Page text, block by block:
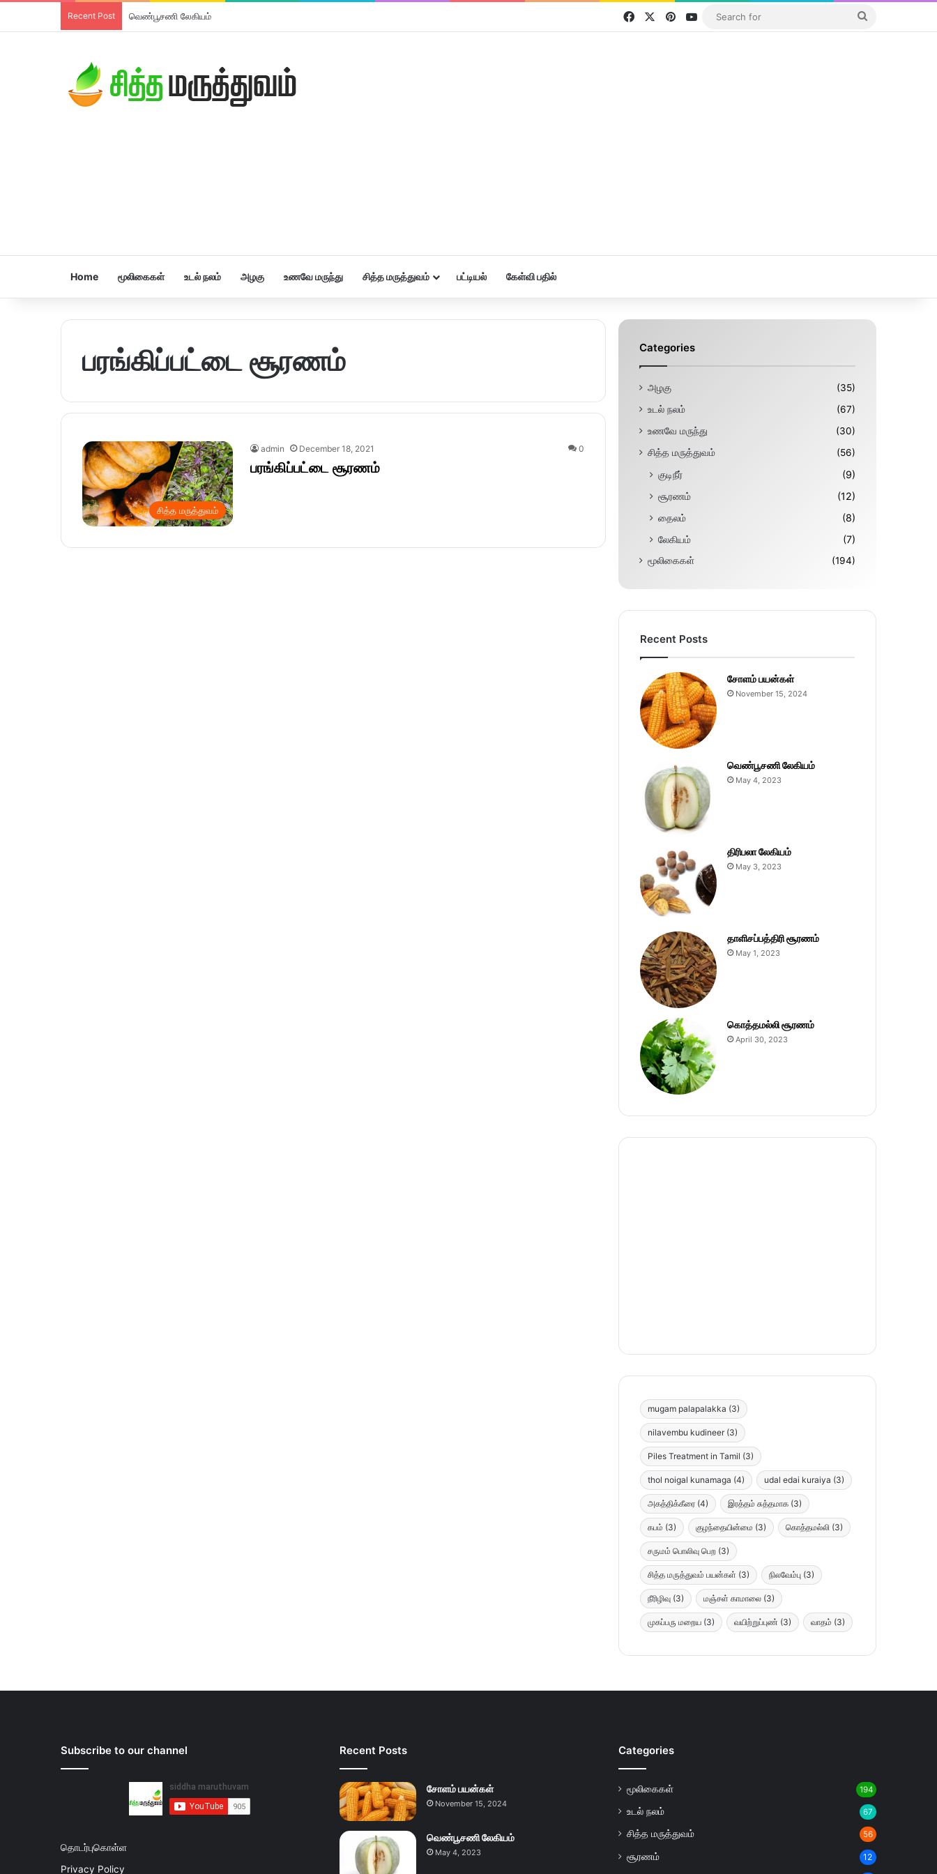
Recent Post வெண்பூசணி லேகியம் FacebookPinterestYouTube
Home மூலிகைகள் உடல் நலம் அழகு உணவே மருந்து சித்த மருத்துவம் பட்டியல் கேள்வி பதில்
பரங்கிப்பட்டை சூரணம்
சித்த மருத்துவம்
admin December 18, 2021 0
பரங்கிப்பட்டை சூரணம்
Categories
அழகு
(35)
உடல் நலம்
(67)
உணவே மருந்து
(30)
சித்த மருத்துவம்
(56)
குடிநீர்
(9)
சூரணம்
(12)
தைலம்
(8)
லேகியம்
(7)
மூலிகைகள் (194)
Recent Posts
சோளம் பயன்கள்
November 15, 2024
வெண்பூசணி லேகியம்
May 4, 2023
திரிபலா லேகியம்
May 3, 2023
தாளிசப்பத்திரி சூரணம்
May 1, 2023
கொத்தமல்லி சூரணம்
April 30, 2023
mugam palapalakka (3)
nilavembu kudineer (3)
Piles Treatment in Tamil (3)
thol noigal kunamaga (4) udal edai kuraiya (3)
அகத்திக்கீரை (4) இரத்தம் சுத்தமாக (3)
கபம் (3) குழந்தையின்மை (3) கொத்தமல்லி (3)
சருமம் பொலிவு பெற (3)
சித்த மருத்துவம் பயன்கள் (3) நிலவேம்பு (3)
நீரிழிவு (3) மஞ்சள் காமாலை (3)
முகப்பரு மறைய (3) வயிற்றுப்புண் (3) வாதம் (3)
Subscribe to our channel
தொடர்புகொள்ள
Privacy Policy
Recent Posts
சோளம் பயன்கள்
November 15, 2024
வெண்பூசணி லேகியம்
May 4, 2023
Categories
மூலிகைகள் 194
உடல் நலம் 67
சித்த மருத்துவம் 56
சூரணம் 12